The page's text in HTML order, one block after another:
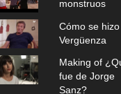
monstruos
Cómo se hizo
Vergüenza
Making of
fue de Jorge
Sanz?